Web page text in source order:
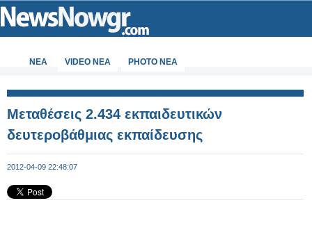
ΝΕΑ VIDEO NEA PHOTO NEA
Μεταθέσεις 2.434 εκπαιδευτικών
δευτεροβάθμιας εκπαίδευσης
2012-04-09 22:48:07